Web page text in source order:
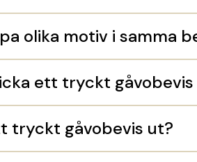
olika motiv i samma
ett tryckt
tryckt gåvobevis ut?